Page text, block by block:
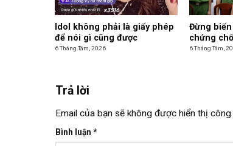
Idol không phải là giấy phép
để nói gì cũng được
6 Tháng Tám, 2026
Đừng
chứng
6 Tháng Tám,
Trả lời
Email của bạn sẽ không được hiển thị công
Bình luận *